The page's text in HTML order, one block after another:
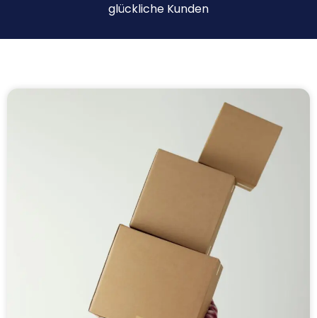
glückliche Kunden